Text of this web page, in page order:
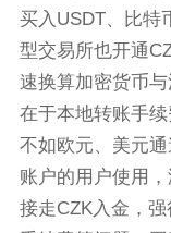
买入USDT、比特
型交易所也开通
速换算加密货币
在于本地转账手
不如欧元、美元
账户的用户使用
接走CZK入金，